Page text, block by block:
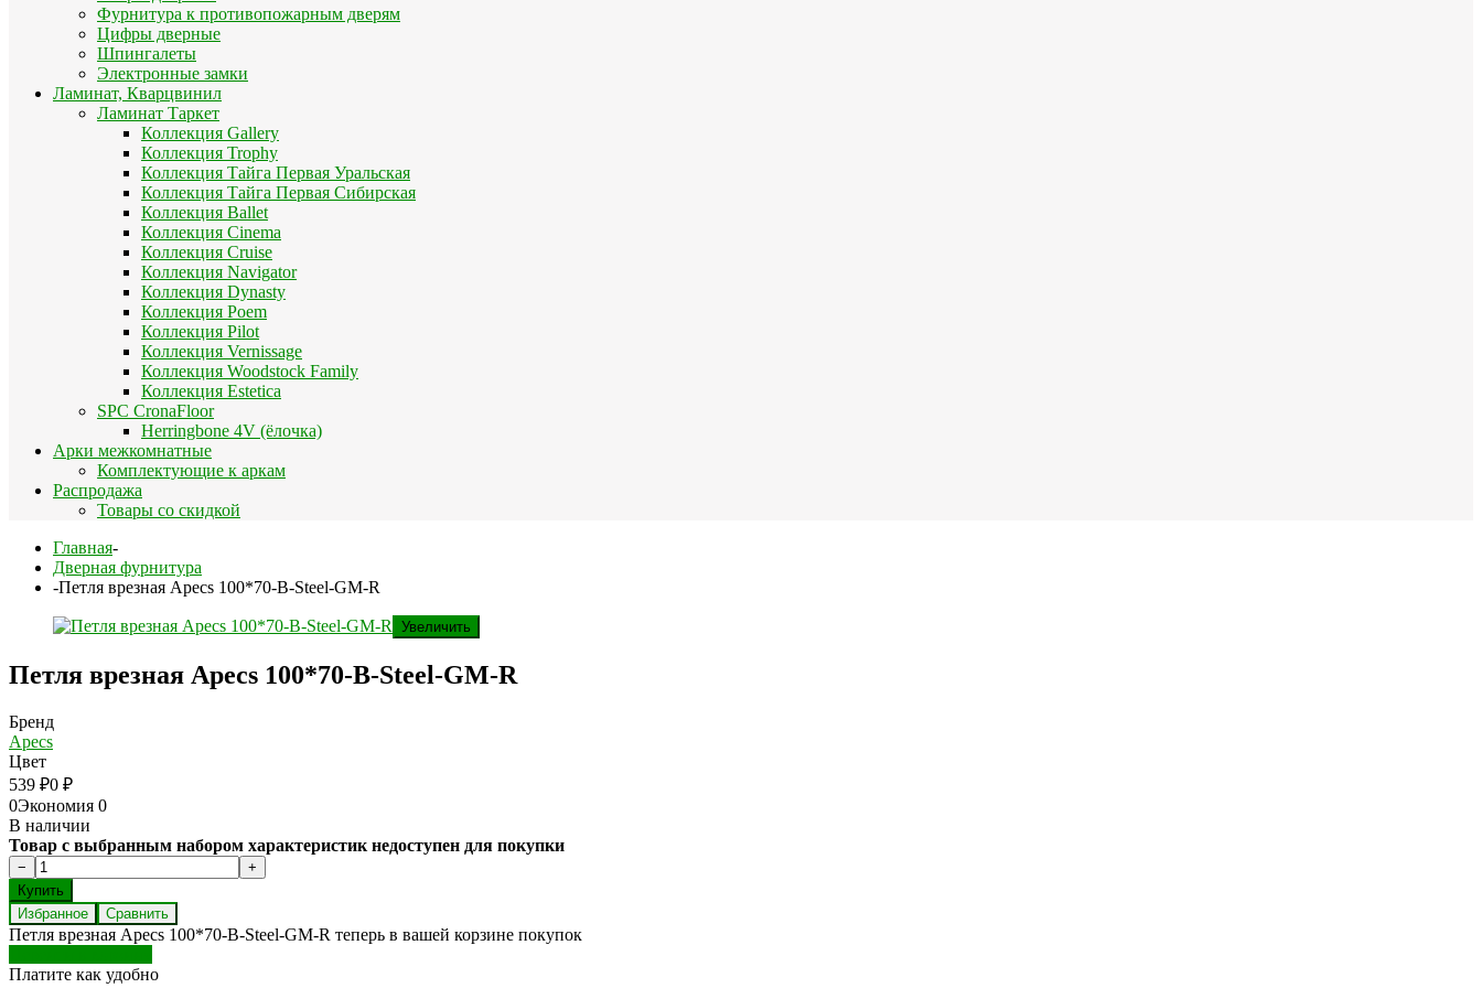
Фурнитура к противопожарным дверям
Цифры дверные
Шпингалеты
Электронные замки
Ламинат, Кварцвинил
Ламинат Таркет
Коллекция Gallery
Коллекция Trophy
Коллекция Тайга Первая Уральская
Коллекция Тайга Первая Сибирская
Коллекция Ballet
Коллекция Cinema
Коллекция Cruise
Коллекция Navigator
Коллекция Dynasty
Коллекция Poem
Коллекция Pilot
Коллекция Vernissage
Коллекция Woodstock Family
Коллекция Estetica
SPC CronaFloor
Herringbone 4V (ёлочка)
Арки межкомнатные
Комплектующие к аркам
Распродажа
Товары со скидкой
Главная-
Дверная фурнитура
-Петля врезная Apecs 100*70-В-Steel-GM-R
Увеличить
Петля врезная Apecs 100*70-В-Steel-GM-R
Бренд
Apecs
Цвет
539 ₽0 ₽
0Экономия 0
В наличии
Товар с выбранным набором характеристик недоступен для покупки
Избранное Сравнить
Петля врезная Apecs 100*70-В-Steel-GM-R теперь в вашей корзине покупок
Платите как удобно